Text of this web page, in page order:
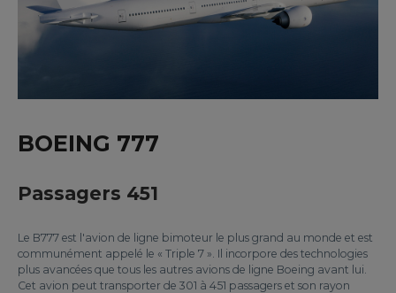
BOEING 777
Passagers 451
Le B777 est l'avion de ligne bimoteur le plus grand au monde et est
communément appelé le « Triple 7 ». Il incorpore des technologies
plus avancées que tous les autres avions de ligne Boeing avant lui.
Cet avion peut transporter de 301 à 451 passagers et son rayon